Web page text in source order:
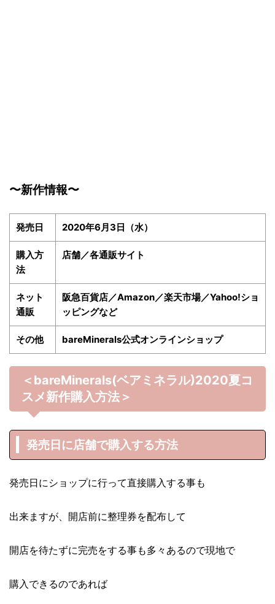
〜新作情報〜
発売日 2020年6月3日（水）
購入方
法
店舗／各通販サイト
ネット
通販
阪急百貨店／Amazon／楽天市場／Yahoo!ショ
ッピングなど
その他 bareMinerals公式オンラインショップ
＜bareMinerals(ベアミネラル)2020夏コ
スメ新作購入方法＞
発売日に店舗で購入する方法
発売日にショップに行って直接購入する事も
出来ますが、開店前に整理券を配布して
開店を待たずに完売をする事も多々あるので現地で
購入できるのであれば